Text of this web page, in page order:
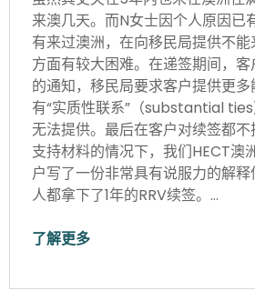
来澳几天。而N女士因个人原因已
有来过澳洲，在向移民局提供不
方面有较大困难。在递签期间，
的通知，移民局要求客户提供更
有“实质性联系”（substantial
无法提供。最后在客户对续签都
支持材料的情况下，我们HECT澳
户写了一份非常具有说服力的解
人都拿下了1年的RRV续签。…
了解更多